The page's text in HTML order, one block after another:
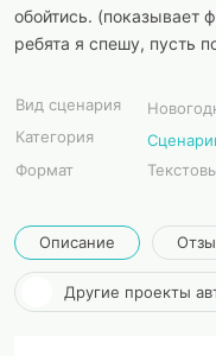
обойтись. (показывает
ребята я спешу, пусть
Вид сценария
Категория
Формат
Описание
Другие проекты